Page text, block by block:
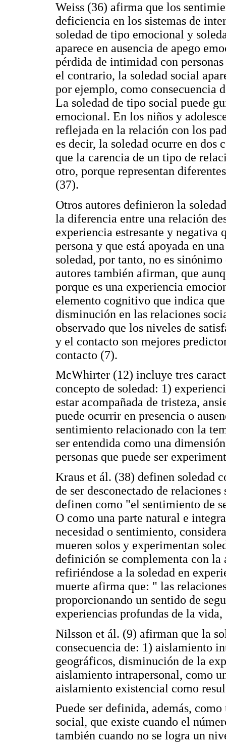
Weiss (36) afirma que los
deficiencia en los sistemas de
soledad de tipo emocional y
aparece en ausencia de apego
pérdida de intimidad con
el contrario, la soledad social
por ejemplo, como consecuencia
La soledad de tipo social puede
emocional. En los niños y
reflejada en la relación con los
es decir, la soledad ocurre en dos
que la carencia de un tipo de
otro, porque representan
(37).
Otros autores definieron la
la diferencia entre una relación
experiencia estresante y negativa
persona y que está apoyada en
soledad, por tanto, no es
autores también afirman, que
porque es una experiencia
elemento cognitivo que indica
disminución en las relaciones
observado que los niveles de
y el contacto son mejores
contacto (7).
McWhirter (12) incluye tres
concepto de soledad: 1)
estar acompañada de tristeza,
puede ocurrir en presencia o
sentimiento relacionado con la
ser entendida como una
personas que puede ser
Kraus et ál. (38) definen soledad
de ser desconectado de
definen como "el sentimiento de
O como una parte natural e
necesidad o sentimiento,
mueren solos y experimentan
definición se complementa con
refiriéndose a la soledad en
muerte afirma que: " las
proporcionando un sentido de
experiencias profundas de la
Nilsson et ál. (9) afirman que la
consecuencia de: 1) aislamiento
geográficos, disminución de la
aislamiento intrapersonal, como
aislamiento existencial como
Puede ser definida, además,
social, que existe cuando el
también cuando no se logra un